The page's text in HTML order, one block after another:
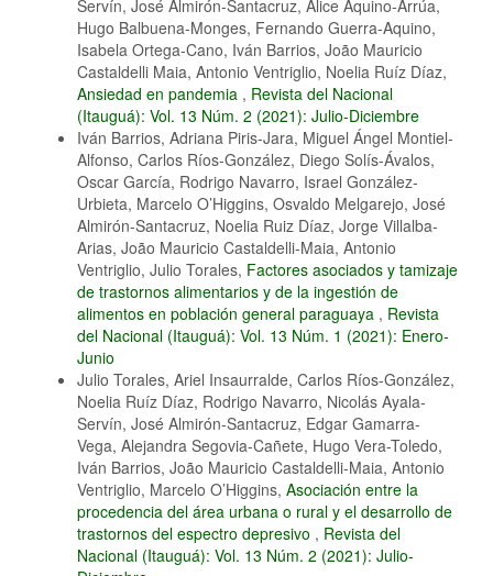
Servín, José Almirón-Santacruz, Alice Aquino-Arrúa,
Hugo Balbuena-Monges, Fernando Guerra-Aquino,
Isabela Ortega-Cano, Iván Barrios, João Mauricio
Castaldelli Maia, Antonio Ventriglio, Noelia Ruíz Díaz,
Ansiedad en pandemia , Revista del Nacional
(Itauguá): Vol. 13 Núm. 2 (2021): Julio-Diciembre
Iván Barrios, Adriana Piris-Jara, Miguel Ángel Montiel-
Alfonso, Carlos Ríos-González, Diego Solís-Ávalos,
Oscar García, Rodrigo Navarro, Israel González-
Urbieta, Marcelo O’Higgins, Osvaldo Melgarejo, José
Almirón-Santacruz, Noelia Ruiz Díaz, Jorge Villalba-
Arias, João Mauricio Castaldelli-Maia, Antonio
Ventriglio, Julio Torales, Factores asociados y tamizaje
de trastornos alimentarios y de la ingestión de
alimentos en población general paraguaya , Revista
del Nacional (Itauguá): Vol. 13 Núm. 1 (2021): Enero-
Junio
Julio Torales, Ariel Insaurralde, Carlos Ríos-González,
Noelia Ruíz Díaz, Rodrigo Navarro, Nicolás Ayala-
Servín, José Almirón-Santacruz, Edgar Gamarra-
Vega, Alejandra Segovia-Cañete, Hugo Vera-Toledo,
Iván Barrios, João Mauricio Castaldelli-Maia, Antonio
Ventriglio, Marcelo O’Higgins, Asociación entre la
procedencia del área urbana o rural y el desarrollo de
trastornos del espectro depresivo , Revista del
Nacional (Itauguá): Vol. 13 Núm. 2 (2021): Julio-